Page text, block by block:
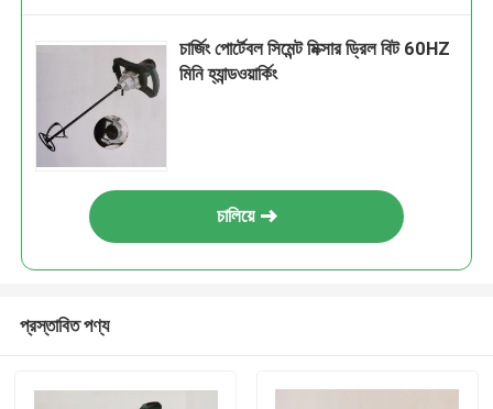
চার্জিং পোর্টেবল সিমেন্ট মিক্সার ড্রিল বিট 60HZ
মিনি হ্যান্ডওয়ার্কিং
চালিয়ে
প্রস্তাবিত পণ্য